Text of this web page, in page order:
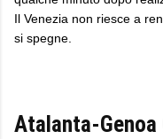
Il Venezia non riesce a
si spegne.
Atalanta-Genoa